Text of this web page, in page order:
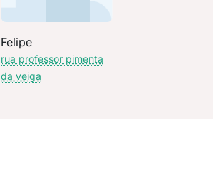
Felipe
rua professor pimenta
da veiga